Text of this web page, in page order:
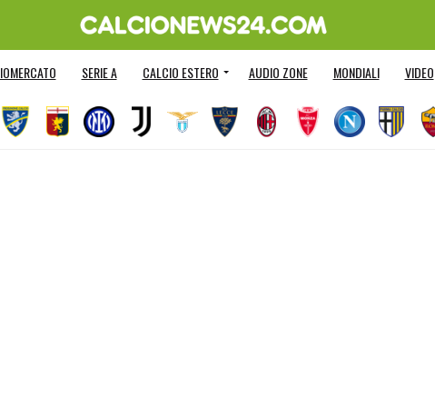
SERIE A CALCIO ESTERO AUDIO ZONE MONDIALI VIDEO